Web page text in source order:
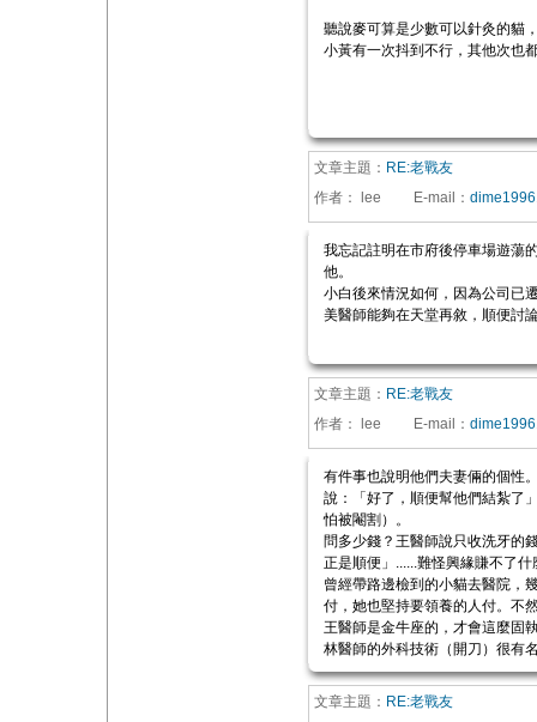
聽說麥可算是少數可以針灸的貓
小黃有一次抖到不行，其他次也
文章主題： RE:老戰友
作者：
lee E-mail ：
我忘記註明在市府後停車場遊蕩
他。
小白後來情況如何，因為公司已
美醫師能夠在天堂再敘，順便討
文章主題： RE:老戰友
作者：
lee E-mail ：
有件事也說明他們夫妻倆的個性
說：「好了，順便幫他們結紮了
怕被閹割）。
問多少錢？王醫師說只收洗牙的
正是順便」......難怪興緣賺不了什
曾經帶路邊檢到的小貓去醫院，
付，她也堅持要領養的人付。不
王醫師是金牛座的，才會這麼固
林醫師的外科技術（開刀）很有
文章主題： RE:老戰友